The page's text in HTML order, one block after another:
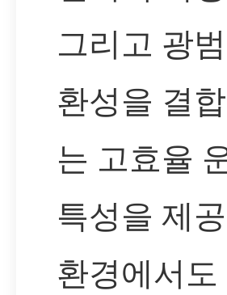
그리고 광
환성을 결
는 고효율
특성을 제
환경에서